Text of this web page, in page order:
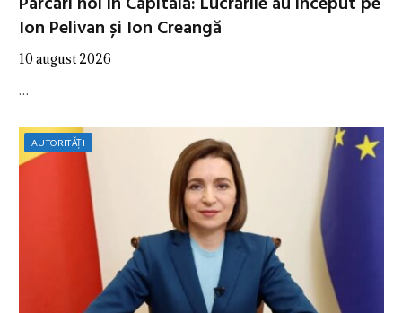
Ion Pelivan și Ion Creangă
10 august 2026
…
AUTORITĂȚI